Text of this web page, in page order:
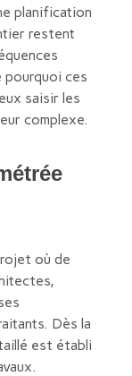
planification
restent
pourquoi ces
saisir les
complexe.
où de
Dès la
est établi